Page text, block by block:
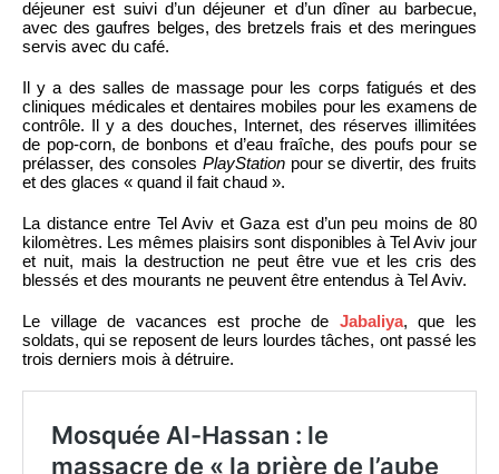
déjeuner est suivi d’un déjeuner et d’un dîner au barbecue,
avec des gaufres belges, des bretzels frais et des meringues
servis avec du café.
Il y a des salles de massage pour les corps fatigués et des
cliniques médicales et dentaires mobiles pour les examens de
contrôle. Il y a des douches, Internet, des réserves illimitées
de pop-corn, de bonbons et d’eau fraîche, des poufs pour se
prélasser, des consoles PlayStationpour se divertir, des fruits
et des glaces « quand il fait chaud ».
La distance entre Tel Aviv et Gaza est d’un peu moins de 80
kilomètres. Les mêmes plaisirs sont disponibles à Tel Aviv jour
et nuit, mais la destruction ne peut être vue et les cris des
blessés et des mourants ne peuvent être entendus à Tel Aviv.
Le village de vacances est proche de Jabaliya, que les
soldats, qui se reposent de leurs lourdes tâches, ont passé les
trois derniers mois à détruire.